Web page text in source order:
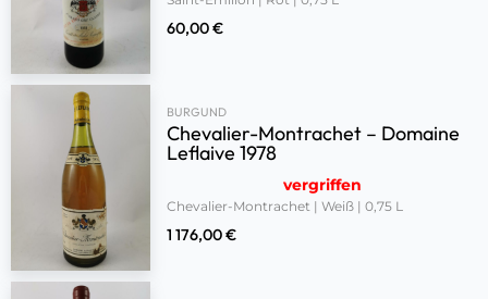
60,00€
BURGUND
Chevalier-Montrachet – Domaine
Leflaive 1978
vergriffen
Chevalier-Montrachet | Weiß | 0,75 L
1 176,00€